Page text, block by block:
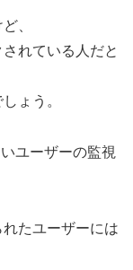
、
れている人だと
ょう。
ユーザーの監視
たユーザーには